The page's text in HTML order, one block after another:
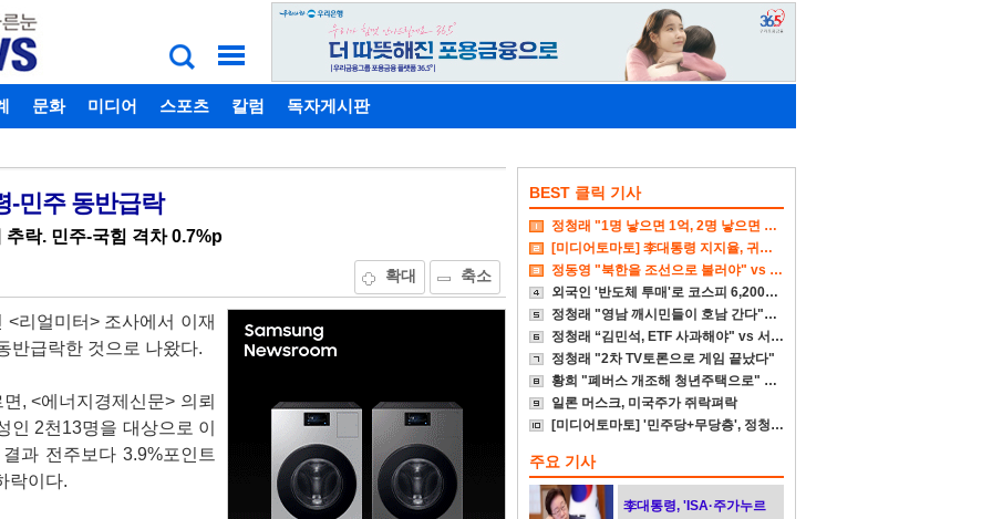
번호찾기
문화 미디어 스포츠 칼럼 독자게시판
-민주 동반급락
락. 민주-국힘 격차 0.7%p
확대 축소
리얼미터> 조사에서 이재
반급락한 것으로 나왔다.
, <에너지경제신문> 의뢰
인 2천13명을 대상으로 이
과 전주보다 3.9%포인트
락이다.
BEST 클릭 기사
정청래 "1명 낳으면 1억, 2명 낳으면 2억 주겠다"
[미디어토마토] 李대통령 지지율, 귀국후 4%p↓
정동영 "북한을 조선으로 불러야" vs 李대통령 "고민 더 하라"
외국인 '반도체 투매'로 코스피 6,200대 폭삭
정청래 "영남 깨시민들이 호남 간다"에 송영길 "참담"
정청래 “김민석, ETF 사과해야" vs 서미화 "국회서 통과시켜 놓고선"
정청래 "2차 TV토론으로 게임 끝났다"
황희 "폐버스 개조해 청년주택으로" vs 국힘 "본인부터 입주하라"
일론 머스크, 미국주가 쥐락펴락
[미디어토마토] '민주당+무당층', 정청래-김민석 0.1%p차 초접전
주요 기사
李대통령, 'ISA·주가누르